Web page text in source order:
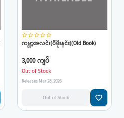
star_borderstar_borderstar_borderstar_borderstar_border
ကမ္ဘာ့အလင်း(ပီမိုးနင်း)(Old Book)
3,000 ကျပ်
Out of Stock
Releases Mar 28, 2026
Out of Stock favorite_border